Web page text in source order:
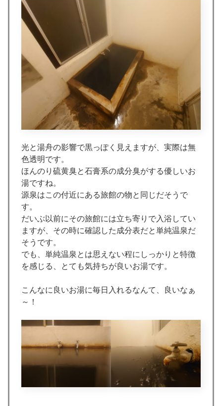
光と湯舟の影響で黒っぽく見えますが、実際は無
色透明です。
ほんのり硫黄臭と石膏系の成分臭がする優しいお
湯ですね。
源泉はこの付近にある旅館の物と同じだそうで
す。
だいぶ以前にその旅館には立ち寄りで入浴してい
ますが、その時に確認した成分表だと単純温泉だ
そうです。
でも、単純温泉とは思えない程にしっかりと特徴
を感じる、とても気持ちが良いお湯です。
こんなに良いお湯に毎日入れるなんて、良いなぁ
～！